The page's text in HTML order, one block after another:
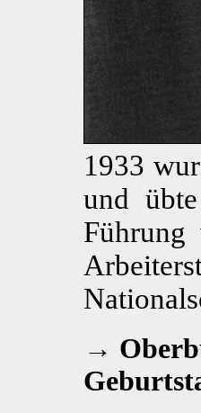
1933
und
Führung
→